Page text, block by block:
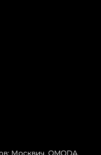
Москвич, OMODA,